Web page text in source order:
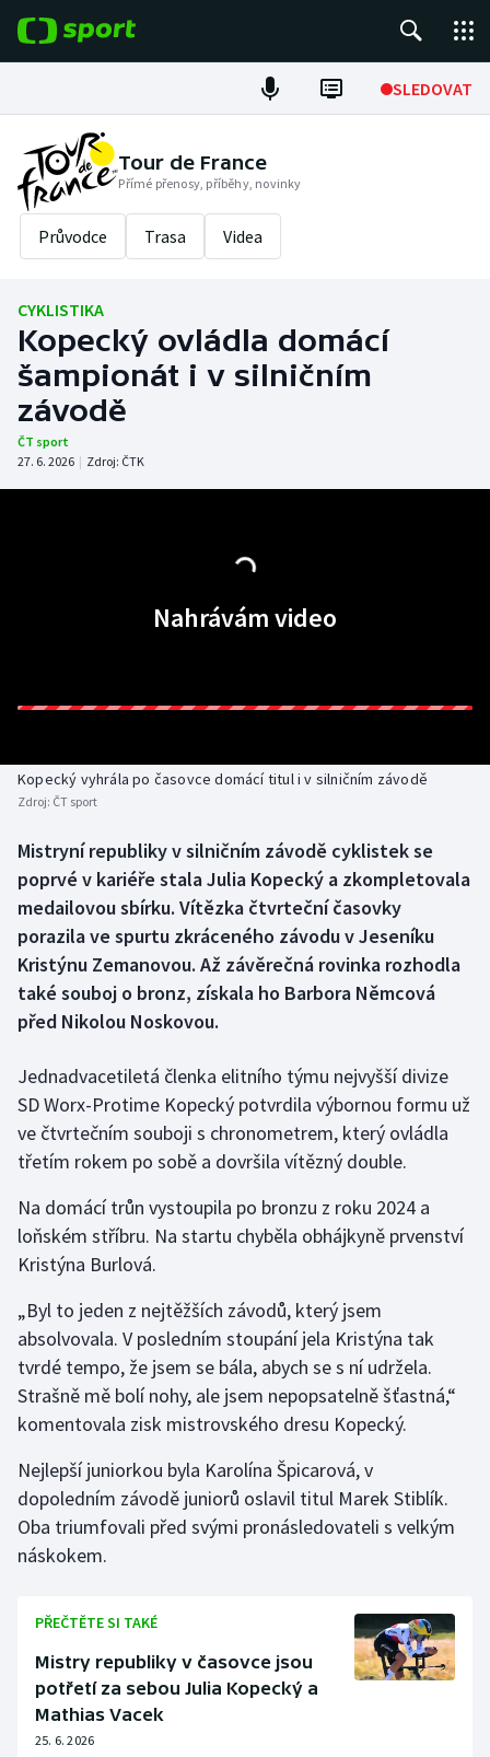
SLEDOVAT
Fotbal
Hokej
Tenis
Cyklistika
DALŠÍ SPORTY
Americký fotbal
Box
Curling
Florbal
Futsal
Golf
Gymnastika
Házená
Jezdectví
Krasobruslení
Lyže a snowboard
Moderní pětiboj
Olympijské hry
Parasport
Plážový volejbal
Ragby
NEPŘEHLÉDNĚTE
Aplikace ČT sport
Tour de France
Přímé přenosy, příběhy, novinky
Průvodce Trasa Videa
CYKLISTIKA
Kopecký ovládla domácí
šampionát i v silničním
závodě
ČT sport
27. 6. 2026 | Zdroj: ČTK
Nahrávám video
Kopecký vyhrála po časovce domácí titul i v silničním závodě
Zdroj: ČT sport
Mistryní republiky v silničním závodě cyklistek se
poprvé v kariéře stala Julia Kopecký a zkompletovala
medailovou sbírku. Vítězka čtvrteční časovky
porazila ve spurtu zkráceného závodu v Jeseníku
Kristýnu Zemanovou. Až závěrečná rovinka rozhodla
také souboj o bronz, získala ho Barbora Němcová
před Nikolou Noskovou.
Jednadvacetiletá členka elitního týmu nejvyšší divize
SD Worx-Protime Kopecký potvrdila výbornou formu už
ve čtvrtečním souboji s chronometrem, který ovládla
třetím rokem po sobě a dovršila vítězný double.
Na domácí trůn vystoupila po bronzu z roku 2024 a
loňském stříbru. Na startu chyběla obhájkyně prvenství
Kristýna Burlová.
„Byl to jeden z nejtěžších závodů, který jsem
absolvovala. V posledním stoupání jela Kristýna tak
tvrdé tempo, že jsem se bála, abych se s ní udržela.
Strašně mě bolí nohy, ale jsem nepopsatelně šťastná,“
komentovala zisk mistrovského dresu Kopecký.
Nejlepší juniorkou byla Karolína Špicarová, v
dopoledním závodě juniorů oslavil titul Marek Stiblík.
Oba triumfovali před svými pronásledovateli s velkým
náskokem.
PŘEČTĚTE SI TAKÉ
Mistry republiky v časovce jsou
potřetí za sebou Julia Kopecký a
Mathias Vacek
25. 6. 2026